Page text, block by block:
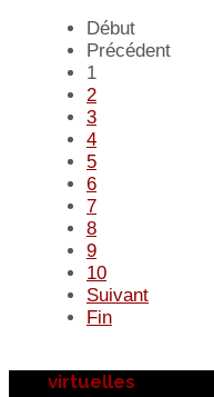
Début
Précédent
1
2
3
4
5
6
7
8
9
10
Suivant
Fin
virtuelles